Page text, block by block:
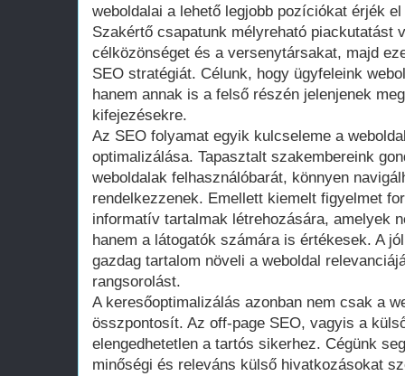
weboldalai a lehető legjobb pozíciókat érjék
Szakértő csapatunk mélyreható piackutatást
célközönséget és a versenytársakat, majd
SEO stratégiát. Célunk, hogy ügyfeleink
hanem annak is a felső részén jelenjenek
kifejezésekre.
Az SEO folyamat egyik kulcseleme a
optimalizálása. Tapasztalt szakembereink
weboldalak felhasználóbarát, könnyen
rendelkezzenek. Emellett kiemelt figyelmet
informatív tartalmak létrehozására, amelyek
hanem a látogatók számára is értékesek. A
gazdag tartalom növeli a weboldal
rangsorolást.
A keresőoptimalizálás azonban nem csak a
összpontosít. Az off-page SEO, vagyis a
elengedhetetlen a tartós sikerhez. Cégünk
minőségi és releváns külső hivatkozásokat